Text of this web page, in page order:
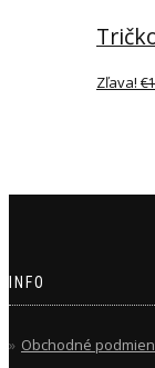
Zľava! €
INFO
Obchodné